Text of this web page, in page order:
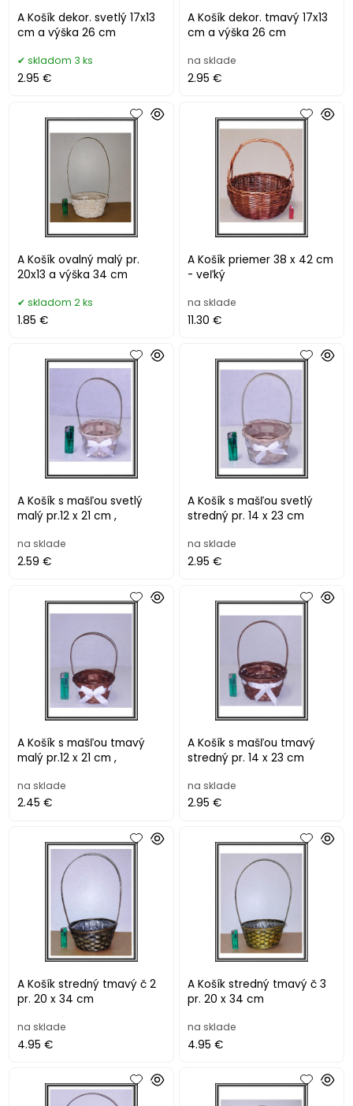
A Košík dekor. svetlý 17x13
cm a výška 26 cm
skladom 3 ks
2.95 €
A Košík dekor. tmavý 17x13
cm a výška 26 cm
na sklade
2.95 €
A Košík ovalný malý pr.
20x13 a výška 34 cm
skladom 2 ks
1.85 €
A Košík priemer 38 x 42 cm
- veľký
na sklade
11.30 €
A Košík s mašľou svetlý
malý pr.12 x 21 cm ,
na sklade
2.59 €
A Košík s mašľou svetlý
stredný pr. 14 x 23 cm
na sklade
2.95 €
A Košík s mašľou tmavý
malý pr.12 x 21 cm ,
na sklade
2.45 €
A Košík s mašľou tmavý
stredný pr. 14 x 23 cm
na sklade
2.95 €
A Košík stredný tmavý č 2
pr. 20 x 34 cm
na sklade
4.95 €
A Košík stredný tmavý č 3
pr. 20 x 34 cm
na sklade
4.95 €